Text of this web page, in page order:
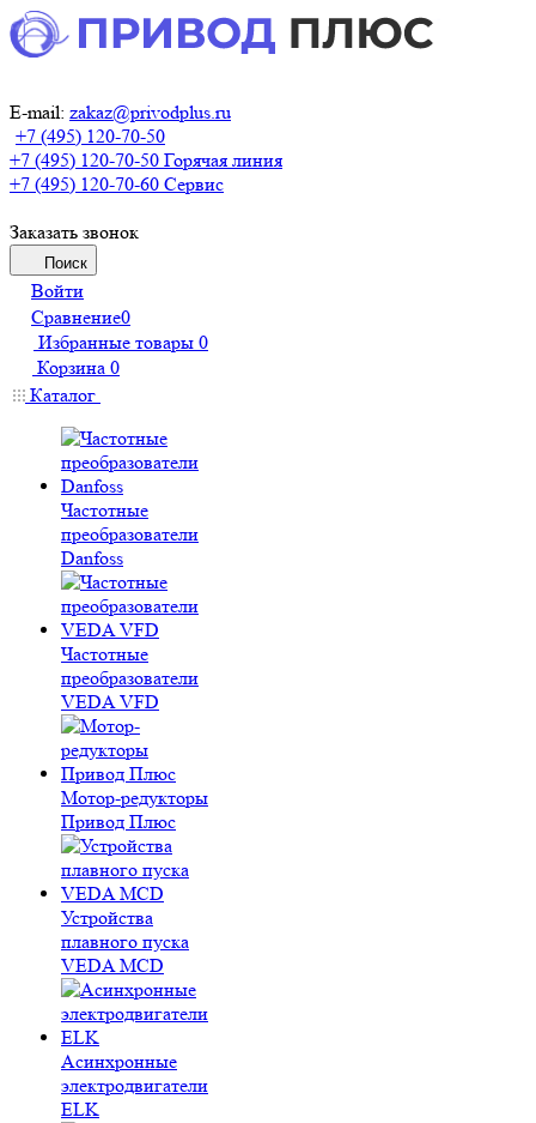
E-mail: zakaz@privodplus.ru
+7 (495) 120-70-50
+7 (495) 120-70-50 Горячая линия
+7 (495) 120-70-60 Сервис
Заказать звонок
Поиск
Войти
Сравнение0
Избранные товары 0
Корзина 0
Каталог
Частотные
преобразователи
Danfoss
Частотные
преобразователи
VEDA VFD
Мотор-редукторы
Привод Плюс
Устройства
плавного пуска
VEDA MCD
Асинхронные
электродвигатели
ELK